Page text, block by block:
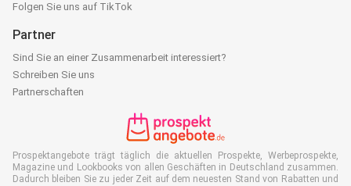
Folgen Sie uns auf TikTok
Partner
Sind Sie an einer Zusammenarbeit interessiert?
Schreiben Sie uns
Partnerschaften
Prospektangebote trägt täglich die aktuellen Prospekte, Werbeprospekte,
Magazine und Lookbooks von allen Geschäften in Deutschland zusammen.
Dadurch bleiben Sie zu jeder Zeit auf dem neuesten Stand von Rabatten und